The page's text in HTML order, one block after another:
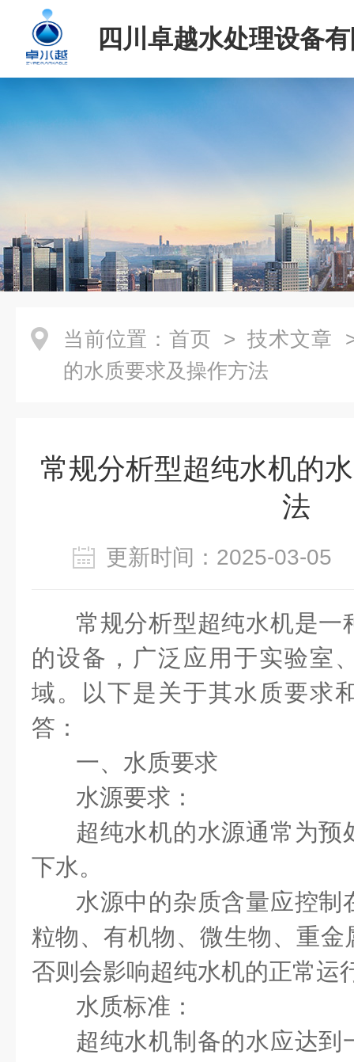
四川卓越水处理设备
当前位置： 首页 > 技术文章
的水质要求及操作方法
常规分析型超纯水机的
法
更新时间：2025-03-
常规分析型超纯水机是一
的设备，广泛应用于实验室
域。以下是关于其水质要求
答：
一、水质要求
水源要求：
超纯水机的水源通常为预
下水。
水源中的杂质含量应控制
粒物、有机物、微生物、重
否则会影响超纯水机的正常
水质标准：
超纯水机制备的水应达到